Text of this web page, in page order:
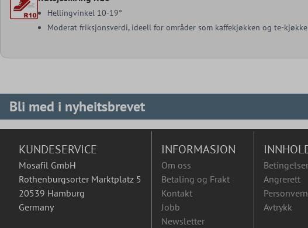
Hellingvinkel 10-19°
Moderat friksjonsverdi, ideell for områder som kaffekjøkken og te-
Bli med i nyheitsbrevet
KUNDESERVICE
Mosafil GmbH
Rothenburgsorter Marktplatz 5
20539 Hamburg
Germany
INFORMASJON
Om oss
Betaling og Frakt
Kontakt
Jobb
Newsletter
Angrerett
Avtrykk